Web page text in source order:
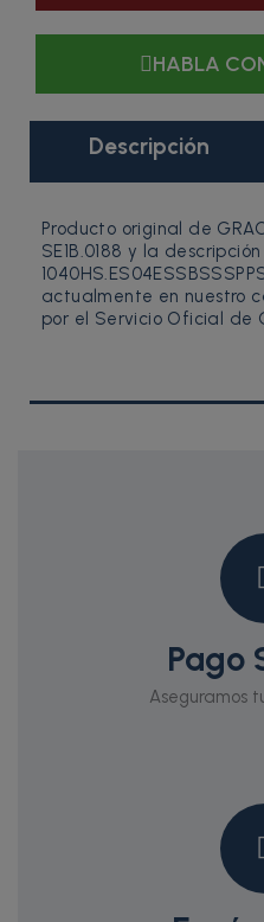
HABLA
Descripción
Producto original de
SE1B.0188 y la descripción
actualmente en nuestro
por el Servicio Oficial de
Pago
Aseguramos